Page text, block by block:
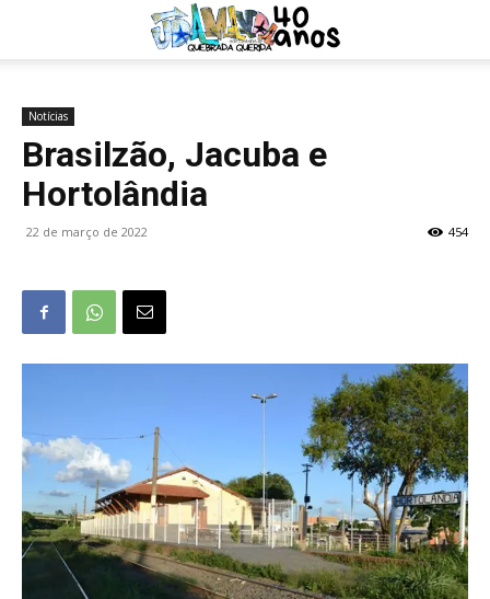
Notícias
Brasilzão, Jacuba e
Hortolândia
22 de março de 2022 454